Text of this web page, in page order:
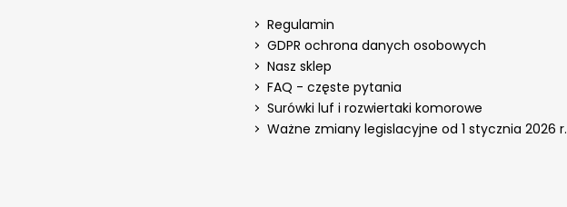
Regulamin
GDPR ochrona danych osobowych
Nasz sklep
FAQ - częste pytania
Surówki luf i rozwiertaki komorowe
Ważne zmiany legislacyjne od 1 stycznia 2026 r.